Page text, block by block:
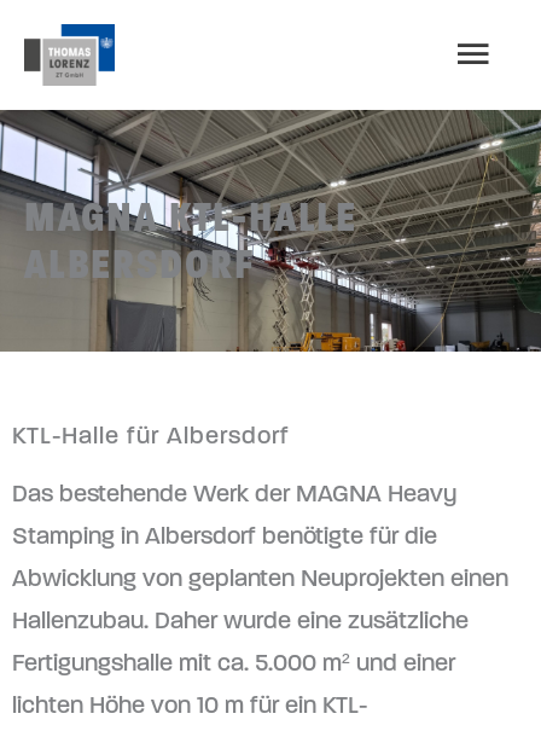
Inhalt
springen
MAGNA KTL-HALLE
ALBERSDORF
KTL-Halle für Albersdorf
Das bestehende Werk der MAGNA Heavy
Stamping in Albersdorf benötigte für die
Abwicklung von geplanten Neuprojekten einen
Hallenzubau. Daher wurde eine zusätzliche
Fertigungshalle mit ca. 5.000 m² und einer
lichten Höhe von 10 m für ein KTL-